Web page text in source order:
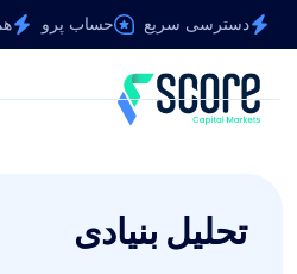
دسترسی سریع حساب پرو
تحلیل بنیادی